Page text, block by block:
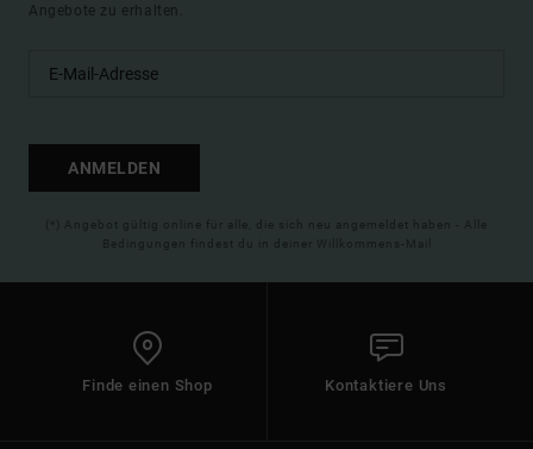
Angebote zu erhalten.
ANMELDEN
(*) Angebot gültig online für alle, die sich neu angemeldet haben - Alle
Bedingungen findest du in deiner Willkommens-Mail
Finde einen Shop Kontaktiere Uns